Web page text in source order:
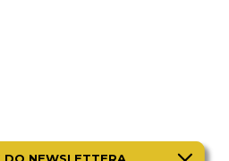
DO NEWSLETTERA